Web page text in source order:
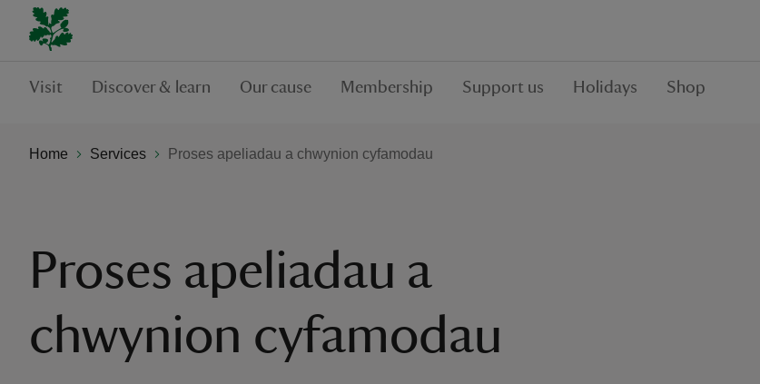
Visit Discover & learn Our cause Membership Support us Holidays Shop
Home Services Proses apeliadau a chwynion cyfamodau
Proses apeliadau a
chwynion cyfamodau